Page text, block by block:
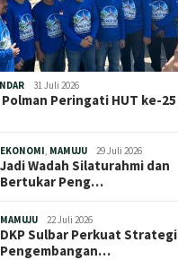
31 Juli 2026
Peringati HUT ke-25
EKONOMI MAMUJU 29 Juli 2026
Jadi Wadah Silaturahmi dan
Bertukar Peng…
MAMUJU 22 Juli 2026
DKP Sulbar Perkuat Strategi
Pengembangan…